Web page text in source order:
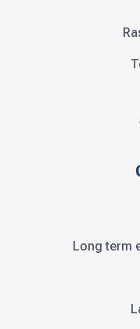
Long term